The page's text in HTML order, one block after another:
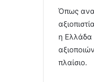
Όπως
η Ελλάδα
πλαίσιο.